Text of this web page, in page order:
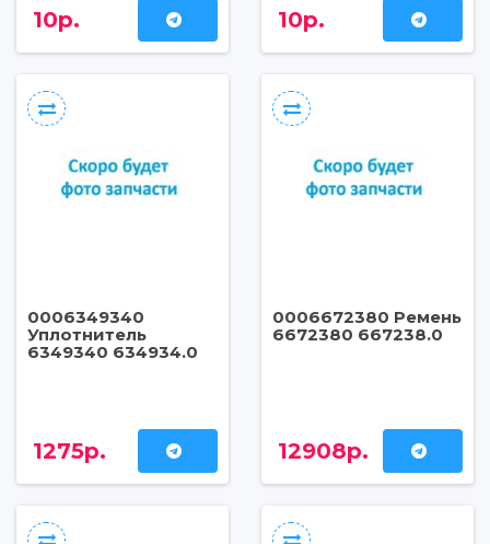
10р. 10р.
0006349340
Уплотнитель
6349340 634934.0
1275р.
0006672380 Ремень
6672380 667238.0
12908р.